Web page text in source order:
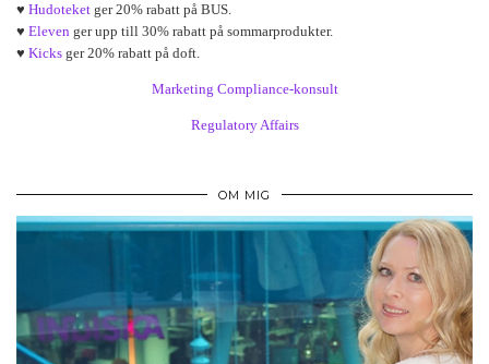
♥ Hudoteket ger 20% rabatt på BUS.
♥ Eleven ger upp till 30% rabatt på sommarprodukter.
♥ Kicks ger 20% rabatt på doft.
Marketing Compliance-konsult
Regulatory Affairs
OM MIG